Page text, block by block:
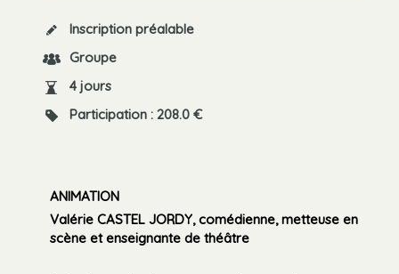
Inscription préalable
Groupe
4 jours
Participation : 208.0 €
ANIMATION
Valérie CASTEL JORDY, comédienne, metteuse en
scène et enseignante de théâtre